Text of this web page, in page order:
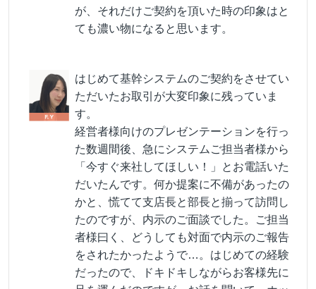
が、それだけご契約を頂いた時の印象はと
ても濃い物になると思います。
はじめて基幹システムのご契約をさせてい
ただいたお取引が大変印象に残っていま
す。
経営者様向けのプレゼンテーションを行っ
た数週間後、急にシステムご担当者様から
「今すぐ来社してほしい！」とお電話いた
だいたんです。何か提案に不備があったの
かと、慌てて支店長と部長と揃って訪問し
たのですが、内示のご面談でした。ご担当
者様曰く、どうしても対面で内示のご報告
をされたかったようで…。はじめての経験
だったので、ドキドキしながらお客様先に